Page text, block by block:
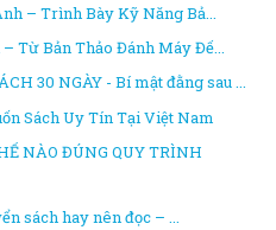
– Trình Bày Kỹ Năng Bả...
Từ Bản Thảo Đánh Máy Đế...
30 NGÀY - Bí mật đằng sau ...
Sách Uy Tín Tại Việt Nam
NÀO ĐÚNG QUY TRÌNH
sách hay nên đọc – ...